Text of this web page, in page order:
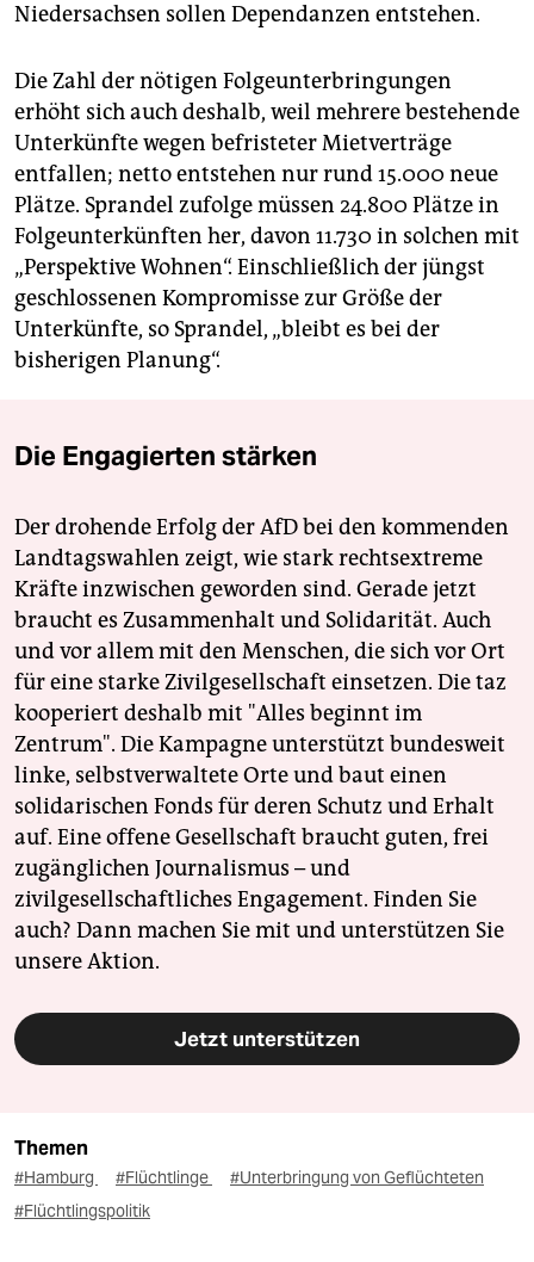
Niedersachsen sollen Dependanzen entstehen.
Die Zahl der nötigen Folgeunterbringungen
erhöht sich auch deshalb, weil mehrere bestehende
Unterkünfte wegen befristeter Mietverträge
entfallen; netto entstehen nur rund 15.000 neue
Plätze. Sprandel zufolge müssen 24.800 Plätze in
Folgeunterkünften her, davon 11.730 in solchen mit
„Perspektive Wohnen“. Einschließlich der jüngst
geschlossenen Kompromisse zur Größe der
Unterkünfte, so Sprandel, „bleibt es bei der
bisherigen Planung“.
Die Engagierten stärken
Der drohende Erfolg der AfD bei den kommenden
Landtagswahlen zeigt, wie stark rechtsextreme
Kräfte inzwischen geworden sind. Gerade jetzt
braucht es Zusammenhalt und Solidarität. Auch
und vor allem mit den Menschen, die sich vor Ort
für eine starke Zivilgesellschaft einsetzen. Die taz
kooperiert deshalb mit "Alles beginnt im
Zentrum". Die Kampagne unterstützt bundesweit
linke, selbstverwaltete Orte und baut einen
solidarischen Fonds für deren Schutz und Erhalt
auf. Eine offene Gesellschaft braucht guten, frei
zugänglichen Journalismus – und
zivilgesellschaftliches Engagement. Finden Sie
auch? Dann machen Sie mit und unterstützen Sie
unsere Aktion.
Jetzt unterstützen
Themen
#Hamburg #Flüchtlinge
#Unterbringung von Geflüchteten
#Flüchtlingspolitik